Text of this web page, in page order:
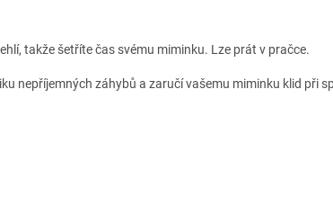
takže šetříte čas svému miminku. Lze prát v pračce.
nepříjemných záhybů a zaručí vašemu miminku klid při